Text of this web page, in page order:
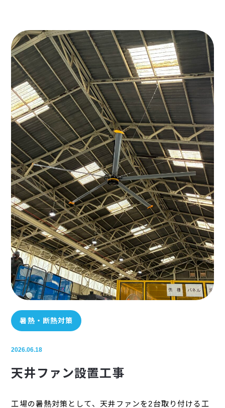
暑熱・断熱対策
2026.06.18
天井ファン設置工事
工場の暑熱対策として、天井ファンを2台取り付ける工